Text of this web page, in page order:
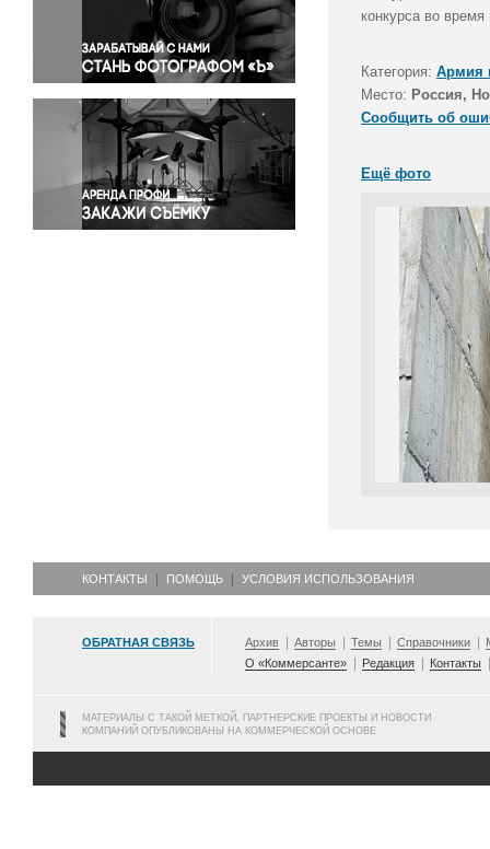
Правосудие
Происшествия и конфликты
Религия
Светская жизнь
Спорт
Экология
Экономика и бизнес
конкурса во
Категория: Армия
Место: Россия,
Сообщить об
Ещё фото
КОНТАКТЫ ПОМОЩЬ УСЛОВИЯ ИСПОЛЬЗОВАНИЯ
ОБРАТНАЯ СВЯЗЬ Архив Авторы Темы Справочники
О «Коммерсанте»
Редакция Контакты
МАТЕРИАЛЫ С ТАКОЙ МЕТКОЙ, ПАРТНЕРСКИЕ ПРОЕКТЫ И НОВОСТИ
КОМПАНИЙ ОПУБЛИКОВАНЫ НА КОММЕРЧЕСКОЙ ОСНОВЕ